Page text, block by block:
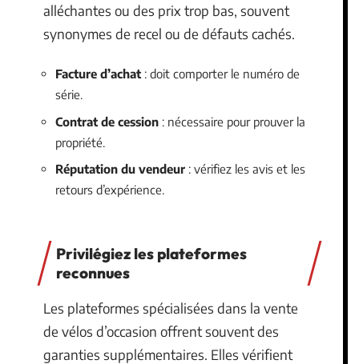
alléchantes ou des prix trop bas, souvent
synonymes de recel ou de défauts cachés.
Facture d’achat : doit comporter le numéro de
série.
Contrat de cession : nécessaire pour prouver la
propriété.
Réputation du vendeur : vérifiez les avis et les
retours d’expérience.
Privilégiez les plateformes
reconnues
Les plateformes spécialisées dans la vente
de vélos d’occasion offrent souvent des
garanties supplémentaires. Elles vérifient